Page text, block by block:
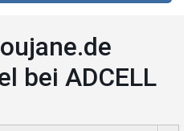
bei ADCELL